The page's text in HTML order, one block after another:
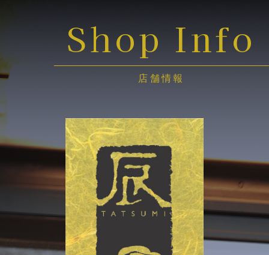
Shop Info
店舗情報